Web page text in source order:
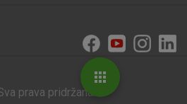
prava pridržana.